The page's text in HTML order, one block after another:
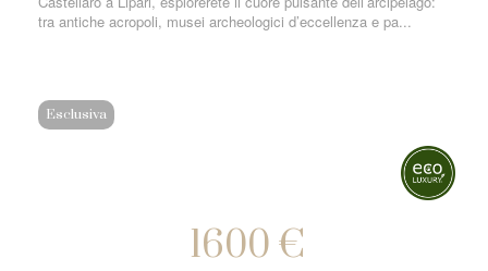
tra antiche acropoli, musei archeologici d’eccellenza e pa...
Esclusiva
1600 €